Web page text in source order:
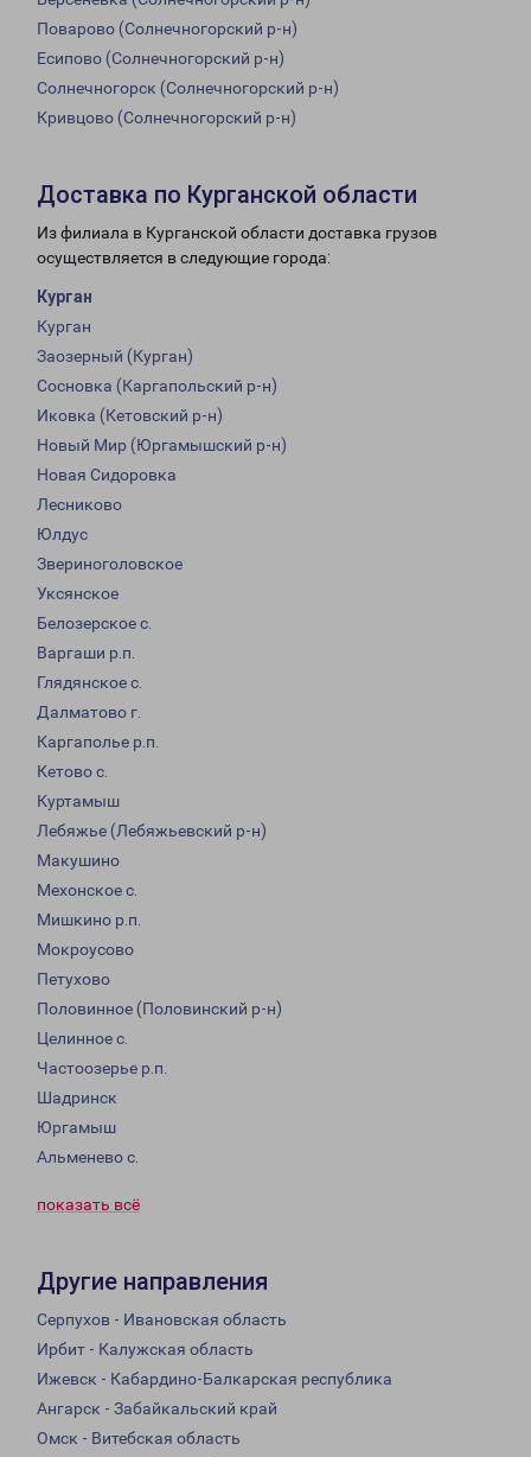
Поварово (Солнечногорский р-н)
Есипово (Солнечногорский р-н)
Солнечногорск (Солнечногорский р-н)
Кривцово (Солнечногорский р-н)
Доставка по Курганской области
Из филиала в Курганской области доставка грузов
осуществляется в следующие города:
Курган
Курган
Заозерный (Курган)
Сосновка (Каргапольский р-н)
Иковка (Кетовский р-н)
Новый Мир (Юргамышский р-н)
Новая Сидоровка
Лесниково
Юлдус
Звериноголовское
Уксянское
Белозерское с.
Варгаши р.п.
Глядянское с.
Далматово г.
Каргаполье р.п.
Кетово с.
Куртамыш
Лебяжье (Лебяжьевский р-н)
Макушино
Мехонское с.
Мишкино р.п.
Мокроусово
Петухово
Половинное (Половинский р-н)
Целинное с.
Частоозерье р.п.
Шадринск
Юргамыш
Альменево с.
показать всё
Другие направления
Серпухов - Ивановская область
Ирбит - Калужская область
Ижевск - Кабардино-Балкарская республика
Ангарск - Забайкальский край
Омск - Витебская область